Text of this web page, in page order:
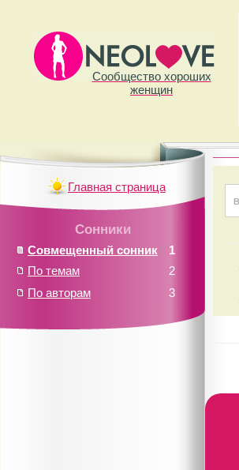
Сообщество хороших
женщин
Главная страница
Сонники
1
Совмещенный сонник
2
По темам
3
По авторам